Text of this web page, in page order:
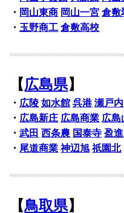
・ 岡山東商 岡山一宮 倉敷
・ 玉野商工 倉敷高校
【広島県】
・ 広陵 如水館 呉港 瀬戸内
・ 広島新庄 広島商業 広島
・武田 西条農 国泰寺 盈進
・ 尾道商業 神辺旭 祇園北
【鳥取県】